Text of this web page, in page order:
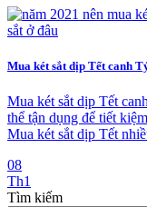
Mua két sắt dịp Tết canh
Mua két sắt dịp Tết
thể tận dụng để tiết
Mua két sắt dịp Tết
08
Th1
Tìm kiếm